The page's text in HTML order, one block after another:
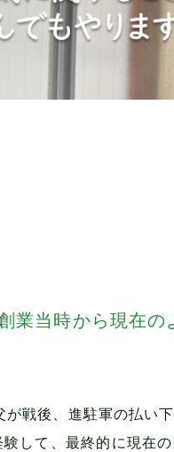
当時から現在の
戦後、進駐軍の払い
して、最終的に現在